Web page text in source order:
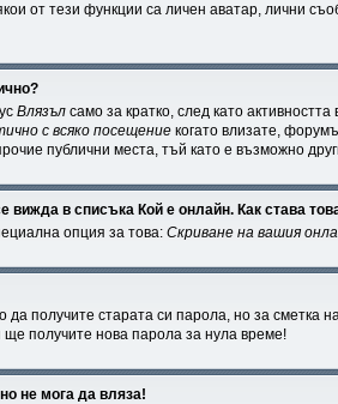
от тези функции са личен аватар, лични
Влязъл само за кратко, след като
с всяко посещение когато влизате,
публични места, тъй като е възможно
вижда в списъка Кой е онлайн. Как става
опция за това: Скриване на вашия
да получите старата си парола, но за сметка
ще получите нова парола за нула време!
не мога да вляза!